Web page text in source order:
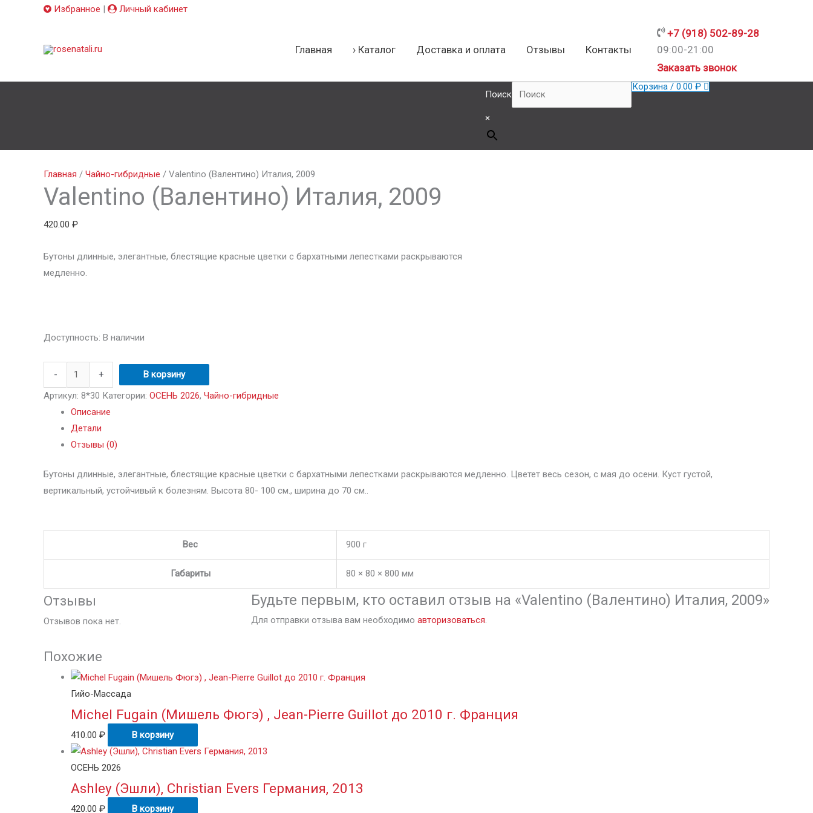
Избранное | Личный кабинет
Главная › Каталог Доставка и оплата Отзывы Контакты
+7 (918) 502-89-28
09:00-21:00
Заказать звонок
Поиск
×
Корзина/ 0.00 ₽
Главная / Чайно-гибридные / Valentino (Валентино) Италия, 2009
Valentino (Валентино) Италия, 2009
420.00 ₽
Бутоны длинные, элегантные, блестящие красные цветки с бархатными лепестками раскрываются
медленно.
Доступность: В наличии
-
товара
Valentino
(Валентино)
Италия,
+
В корзину
Артикул: 8*30 Категории: ОСЕНЬ 2026, Чайно-гибридные
Описание
Детали
Отзывы (0)
Бутоны длинные, элегантные, блестящие красные цветки с бархатными лепестками раскрываются медленно. Цветет весь сезон, с мая до осени. Куст густой,
вертикальный, устойчивый к болезням. Высота 80- 100 см., ширина до 70 см..
Вес 900 г
Габариты 80 × 80 × 800 мм
Отзывы
Отзывов пока нет.
Будьте первым, кто оставил отзыв на «Valentino (Валентино) Италия, 2009»
Для отправки отзыва вам необходимо авторизоваться.
Похожие
Гийо-Массада
Michel Fugain (Мишель Фюгэ) , Jean-Pierre Guillot до 2010 г. Франция
410.00 ₽ В корзину
ОСЕНЬ 2026
Ashley (Эшли), Christian Evers Германия, 2013
420.00 ₽ В корзину
Прокрутка
Пролистать
наверх